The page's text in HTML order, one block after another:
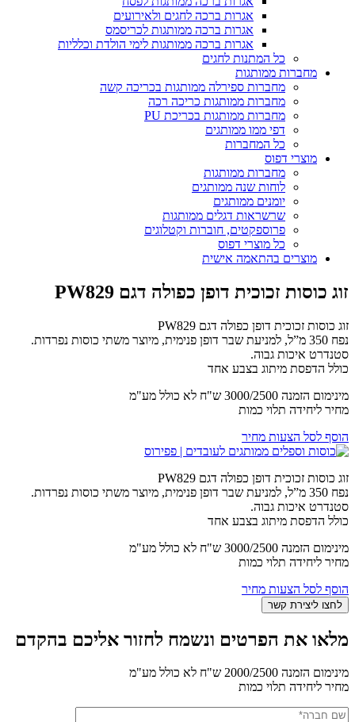
אגרות ברכה לחגים ולאירועים
אגרות ברכה ממותגות לכריסמס
אגרות ברכה ממותגות לימי הולדת וכלליות
כל המתנות לחגים
מחברות ממותגות
מחברות ספירלה ממותגות בכריכה קשה
מחברות ממותגות כריכה רכה
מחברות ממותגות בכריכת PU
דפי ממו ממותגים
כל המחברות
מוצרי דפוס
מחברות ממותגות
לוחות שנה ממותגים
יומנים ממותגים
שרשראות דגלים ממותגות
פרוספקטים, חוברות וקטלוגים
כל מוצרי דפוס
מוצרים בהתאמה אישית
זוג כוסות זכוכית דופן כפולה דגם PW829
זוג כוסות זכוכית דופן כפולה דגם PW829
נפח 350 מ”ל, למניעת שבר דופן פנימית, מיוצר משתי כוסות נפרדות.
סטנדרט איכות גבוה.
כולל הדפסת מיתוג בצבע אחד
מינימום הזמנה 3000/2500 ש"ח לא כולל מע"מ
מחיר ליחידה תלוי כמות
הוסף לסל הצעות מחיר
זוג כוסות זכוכית דופן כפולה דגם PW829
נפח 350 מ”ל, למניעת שבר דופן פנימית, מיוצר משתי כוסות נפרדות.
סטנדרט איכות גבוה.
כולל הדפסת מיתוג בצבע אחד
מינימום הזמנה 3000/2500 ש"ח לא כולל מע"מ
מחיר ליחידה תלוי כמות
הוסף לסל הצעות מחיר
מלאו את הפרטים ונשמח לחזור אליכם בהקדם
מינימום הזמנה 2000/2500 ש"ח לא כולל מע"מ
מחיר ליחידה תלוי כמות